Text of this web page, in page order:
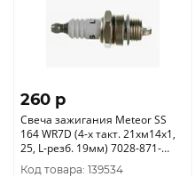
260 p
Свеча зажигания Meteor SS
164 WR7D (4-х такт. 21хм14х1,
25, L-резб. 19мм) 7028-871-
0595
Код товара: 139534